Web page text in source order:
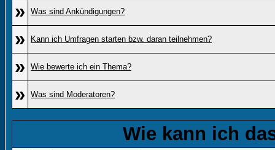
» Was sind Ankündigungen?
» Kann ich Umfragen starten bzw. daran teilnehmen?
» Wie bewerte ich ein Thema?
» Was sind Moderatoren?
Wie kann ich